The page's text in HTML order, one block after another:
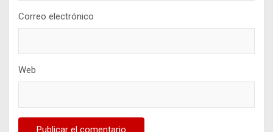
Correo electrónico
Web